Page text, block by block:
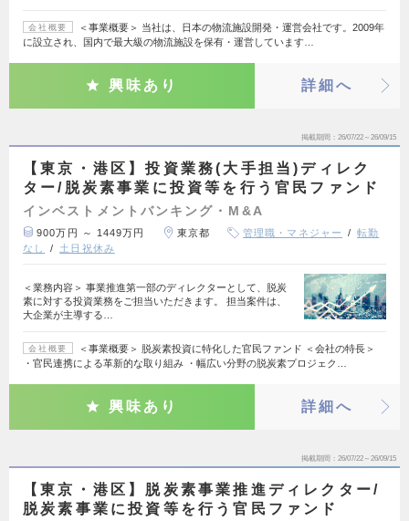
会社概要
＜事業概要＞ 当社は、日本の物流施設開発・運営会社です。2009年
に設立され、国内で最大級の物流施設を保有・運営しています…
興味あり 詳細へ
掲載期間 26/07/22～26/09/15
【東京・港区】投資業務(大手担当)ディレク
ター/脱炭素事業に投資等を行う官民ファンド
インベストメントバンキング・M&A
900万円 ～ 1449万円 東京都 管理職・マネジャー
転勤
なし
土日祝休み
＜業務内容＞ 事業推進第一部のディレクターとして、脱炭
素に対する投資業務をご担当いただきます。 担当案件は、
大企業が主導する…
会社概要
＜事業概要＞ 脱炭素投資に特化した官民ファンド ＜会社の特長＞
・官民連携による革新的な取り組み ・幅広い分野の脱炭素プロジェク…
興味あり 詳細へ
掲載期間 26/07/22～26/09/15
【東京・港区】脱炭素事業推進ディレクター/
脱炭素事業に投資等を行う官民ファンド